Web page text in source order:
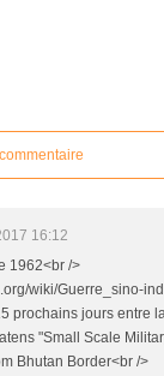
16:12
1962<br />
wiki/Guerre_sino-
prochains jours entre
"Small Scale
Bhutan Border<br />